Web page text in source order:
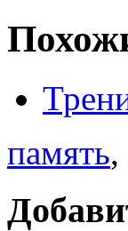
память,